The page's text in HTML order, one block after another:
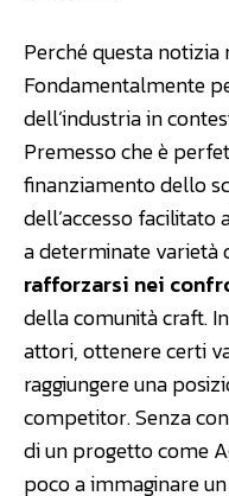
Perché questa
Fondamentalmente
dell’industria in
Premesso che è
finanziamento dello
dell’accesso
a determinate varietà
rafforzarsi nei
della comunità craft.
attori, ottenere certi
raggiungere una
competitor. Senza
di un progetto come
poco a immaginare